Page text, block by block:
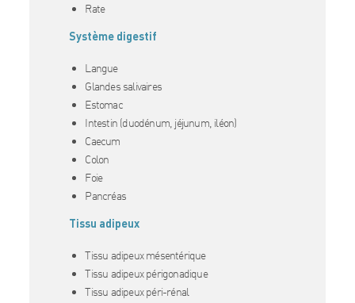
Rate
Système digestif
Langue
Glandes salivaires
Estomac
Intestin (duodénum, jéjunum, iléon)
Caecum
Colon
Foie
Pancréas
Tissu adipeux
Tissu adipeux mésentérique
Tissu adipeux périgonadique
Tissu adipeux péri-rénal